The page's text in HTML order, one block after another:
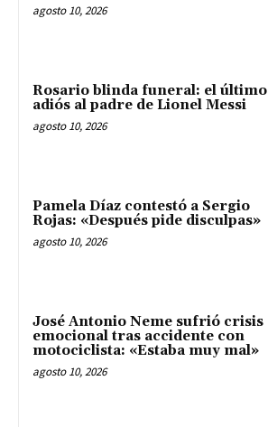
agosto 10, 2026
Rosario blinda funeral: el último
adiós al padre de Lionel Messi
agosto 10, 2026
Pamela Díaz contestó a Sergio
Rojas: «Después pide disculpas»
agosto 10, 2026
José Antonio Neme sufrió crisis
emocional tras accidente con
motociclista: «Estaba muy mal»
agosto 10, 2026